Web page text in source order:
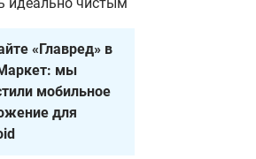
«Главред» в
мы
мобильное
для